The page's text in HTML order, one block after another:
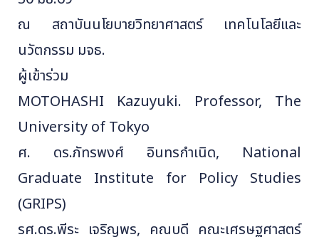
ณ สถาบันนโยบายวิทยาศาสตร์ เทคโนโลยีและ
นวัตกรรม มจธ.
ผู้เข้าร่วม
MOTOHASHI Kazuyuki. Professor, The
University of Tokyo
ศ. ดร.ภัทรพงศ์ อินทรกําเนิด, National
Graduate Institute for Policy Studies
(GRIPS)
รศ.ดร.พีระ เจริญพร, คณบดี คณะเศรษฐศาสตร์